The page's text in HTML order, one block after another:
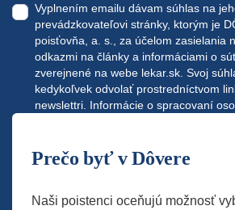
Vyplnením emailu dávam súhlas na
prevádzkovateľovi stránky, ktorým je
poisťovňa, a. s., za účelom zasielania
odkazmi na články a informáciami o
zverejnené na webe lekar.sk. Svoj
kedykoľvek odvolať prostredníctvom
newslettri. Informácie o spracovaní
Prečo byť v Dôvere
Naši poistenci oceňujú možnosť